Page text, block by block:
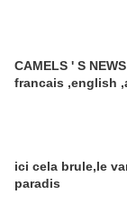
CAMELS ' S
francais ,english
ici cela brule,le
paradis